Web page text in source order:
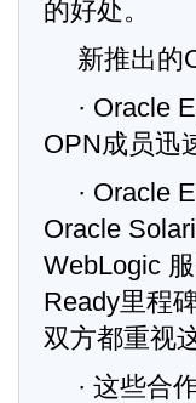
的好处。
新推出的
· Oracle
OPN成员迅
· Oracle
Oracle
WebLogic
Ready里程
双方都重视
· 这些合